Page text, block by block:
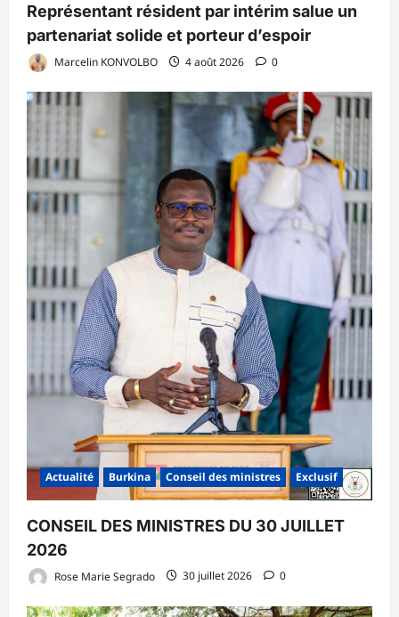
Représentant résident par intérim salue un
partenariat solide et porteur d’espoir
Marcelin KONVOLBO 4 août 2026 0
Actualité Burkina Conseil des ministres Exclusif
CONSEIL DES MINISTRES DU 30 JUILLET
2026
Rose Marie Segrado 30 juillet 2026 0